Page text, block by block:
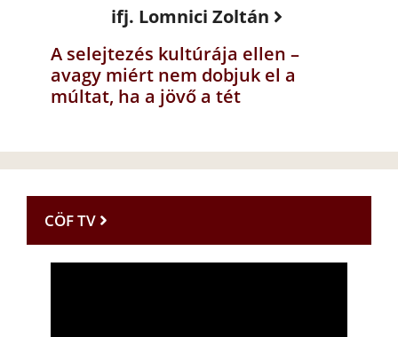
ifj. Lomnici Zoltán
A selejtezés kultúrája ellen –
avagy miért nem dobjuk el a
múltat, ha a jövő a tét
CÖF TV